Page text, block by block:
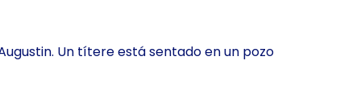
Un títere está sentado en un pozo